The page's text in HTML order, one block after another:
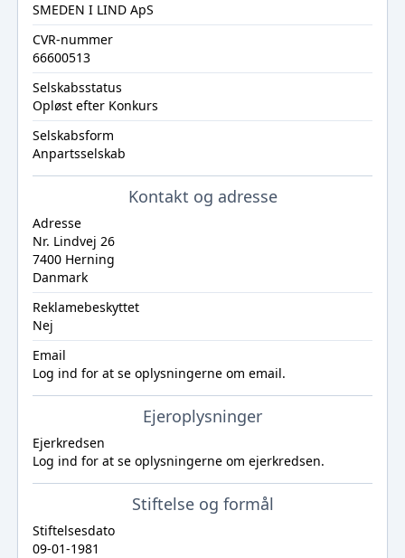
SMEDEN I LIND ApS
CVR-nummer
66600513
Selskabsstatus
Opløst efter Konkurs
Selskabsform
Anpartsselskab
Kontakt og adresse
Adresse
Nr. Lindvej 26
7400 Herning
Danmark
Reklamebeskyttet
Nej
Email
Log ind for at se oplysningerne om email.
Ejeroplysninger
Ejerkredsen
Log ind for at se oplysningerne om ejerkredsen.
Stiftelse og formål
Stiftelsesdato
09-01-1981